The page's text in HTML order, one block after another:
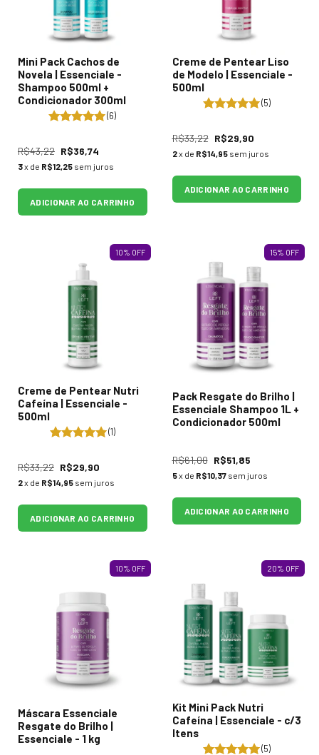
Mini Pack Cachos de
Novela | Essenciale -
Shampoo 500ml +
Condicionador 300ml
(6)
R$43,22 R$36,74
3x de R$12,25 sem juros
ADICIONAR AO CARRINHO
Creme de Pentear Liso
de Modelo | Essenciale -
500ml
(5)
R$33,22 R$29,90
2x de R$14,95 sem juros
ADICIONAR AO CARRINHO
10% OFF
Creme de Pentear Nutri
Cafeína | Essenciale -
500ml
(1)
R$33,22 R$29,90
2x de R$14,95 sem juros
ADICIONAR AO CARRINHO
15% OFF
Pack Resgate do Brilho |
Essenciale Shampoo 1L +
Condicionador 500ml
R$61,00 R$51,85
5x de R$10,37 sem juros
ADICIONAR AO CARRINHO
10% OFF
Máscara Essenciale
Resgate do Brilho |
Essenciale - 1 kg
20% OFF
Kit Mini Pack Nutri
Cafeína | Essenciale - c/3
Itens
(5)